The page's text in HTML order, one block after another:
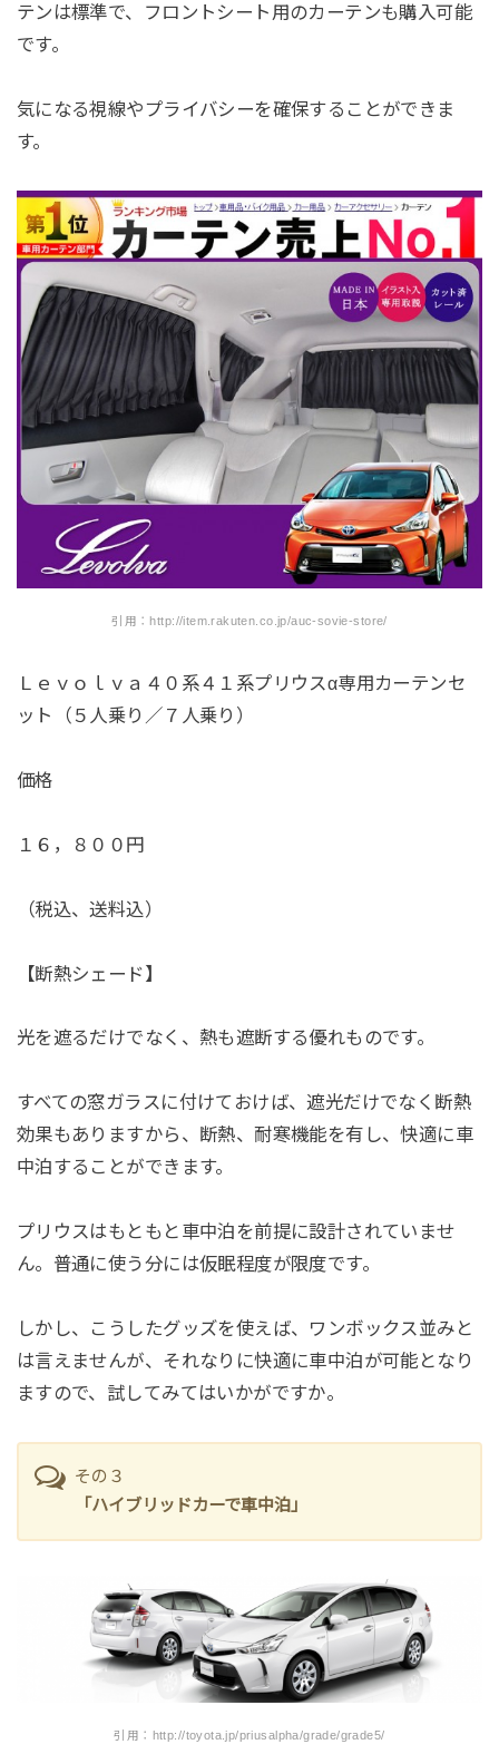
テンは標準で、フロントシート用のカーテンも購入可能
です。
気になる視線やプライバシーを確保することができま
す。
引用：http://item.rakuten.co.jp/auc-sovie-store/
Ｌｅｖｏｌｖａ４０系４１系プリウスα専用カーテンセ
ット（５人乗り／７人乗り）
価格
１６，８００円
（税込、送料込）
【断熱シェード】
光を遮るだけでなく、熱も遮断する優れものです。
すべての窓ガラスに付けておけば、遮光だけでなく断熱
効果もありますから、断熱、耐寒機能を有し、快適に車
中泊することができます。
プリウスはもともと車中泊を前提に設計されていませ
ん。普通に使う分には仮眠程度が限度です。
しかし、こうしたグッズを使えば、ワンボックス並みと
は言えませんが、それなりに快適に車中泊が可能となり
ますので、試してみてはいかがですか。
その３
「ハイブリッドカーで車中泊」
引用：http://toyota.jp/priusalpha/grade/grade5/